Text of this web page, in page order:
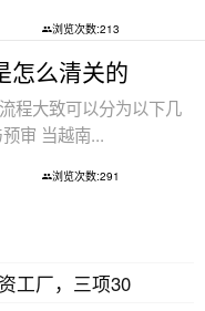
浏览次数:213
怎么清关的
程大致可以分为以下几
审 当越南...
浏览次数:291
工厂，三项30